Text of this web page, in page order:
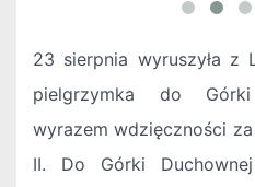
23 sierpnia wyruszyła z
pielgrzymka do
wyrazem wdzięczności za
II. Do Górki